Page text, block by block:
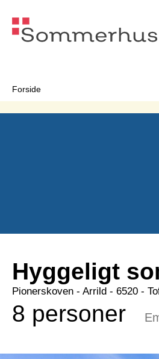
Forside
Hyggeligt
Pionerskoven - Arrild - 6520 -
8 personer